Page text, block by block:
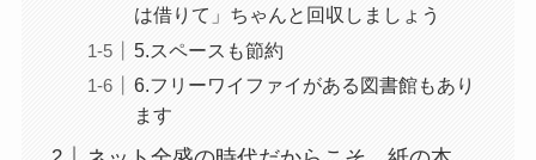
は借りて」ちゃんと回収しましょう
5.スペースも節約
6.フリーワイファイがある図書館もあり
ます